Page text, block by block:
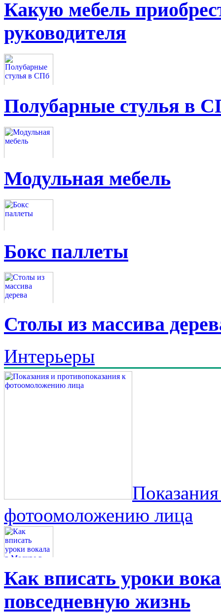
Какую мебель
руководителя
Полубарные стулья в
Модульная мебель
Бокс паллеты
Столы из массива
Интерьеры
фотоомоложению лица
Как вписать уроки
повседневную жизнь